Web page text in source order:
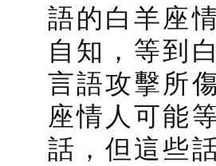
語的白羊座
自知，等到
言語攻擊所
座情人可能
話，但這些